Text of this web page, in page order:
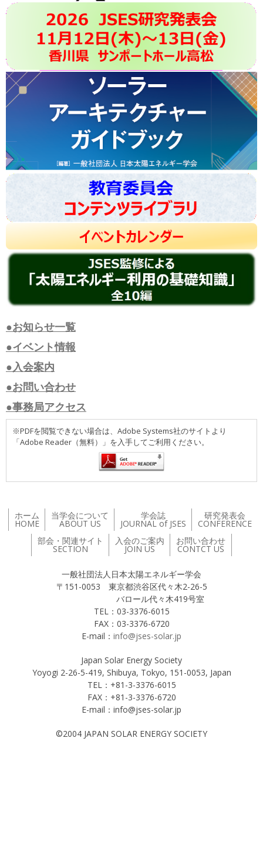
●お知らせ一覧
●イベント情報
●入会案内
●お問い合わせ
●事務局アクセス
※PDFを閲覧できない場合は、Adobe Systems社のサイトより
「Adobe Reader（無料）」を入手してご利用ください。
ホーム
HOME
当学会について
ABOUT US
学会誌
JOURNAL of JSES
研究発表会
CONFERENCE
部会・関連サイト
SECTION
入会のご案内
JOIN US
お問い合わせ
CONTCT US
一般社団法人日本太陽エネルギー学会
〒151-0053 東京都渋谷区代々木2-26-5
バロール代々木419号室
TEL：03-3376-6015
FAX：03-3376-6720
E-mail： info@jses-solar.jp
Japan Solar Energy Society
Yoyogi 2-26-5-419, Shibuya, Tokyo, 151-0053, Japan
TEL：+81-3-3376-6015
FAX：+81-3-3376-6720
E-mail：info@jses-solar.jp
©2004 JAPAN SOLAR ENERGY SOCIETY